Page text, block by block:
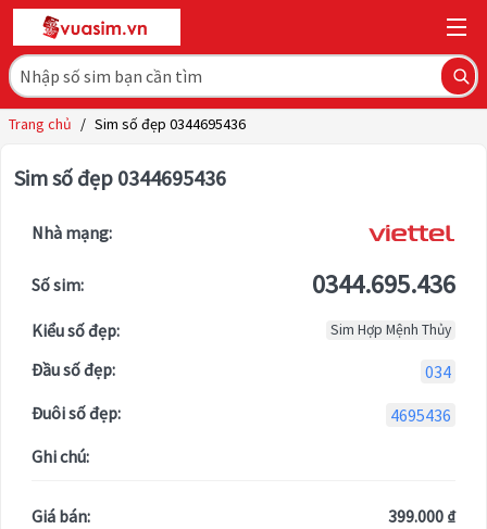
Trang chủ / Sim số đẹp 0344695436
Sim số đẹp 0344695436
Nhà mạng:
Số sim: 0344.695.436
Kiểu số đẹp: Sim Hợp Mệnh Thủy
Đầu số đẹp:
034
Đuôi số đẹp:
4695436
Ghi chú:
Giá bán: 399.000 ₫